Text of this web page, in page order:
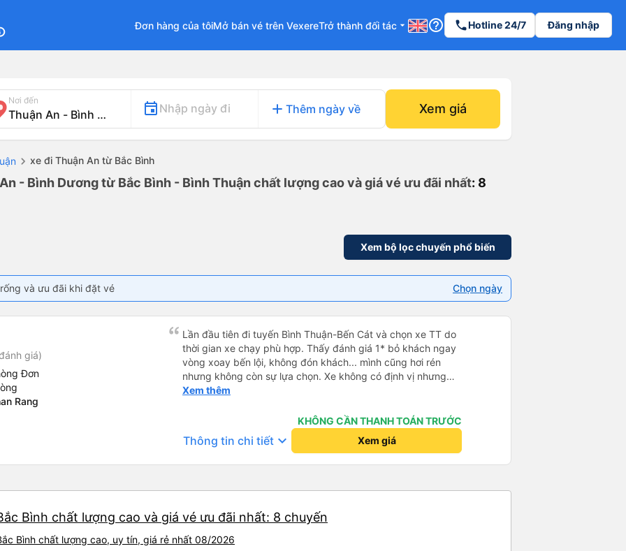
Đơn hàng của tôiMở bán vé trên VexereTrở thành đối tác arrow_drop_down help_outline phoneHotline 24/7 Đăng nhập
Nơi đến
Nhập ngày đi add Thêm ngày về Xem giá
xe đi Thuận An từ Bắc Bình
- Bình Dương từ Bắc Bình - Bình Thuận chất lượng cao và giá vé ưu đãi nhất: 8
Xem bộ lọc chuyến phổ biến
và ưu đãi khi đặt vé Chọn ngày
giá)
Đơn
Rang
Lần đầu tiên đi tuyến Bình Thuận-Bến Cát và chọn xe TT do
thời gian xe chạy phù hợp. Thấy đánh giá 1* bỏ khách ngay
vòng xoay bến lội, không đón khách... mình cũng hơi rén
nhưng không còn sự lựa chọn. Xe không có định vị nhưng
chạy đúng giờ, lệch có vài phút. Tài xế, phụ xe thân thiện,
nắp, nên hơi lạnh cứ phà phà. Điểm 10 cho chất lượng. Sẽ đi
Xem thêm
KHÔNG CẦN THANH TOÁN TRƯỚC
Thông tin chi tiết keyboard_arrow_down Xem giá
Bình chất lượng cao và giá vé ưu đãi nhất: 8 chuyến
Bình chất lượng cao, uy tín, giá rẻ nhất 08/2026